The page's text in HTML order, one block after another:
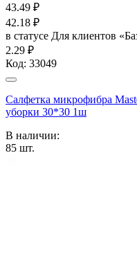
43.49 ₽
42.18 ₽
в статусе Для клиентов
2.29 ₽
Код: 33049
Салфетка микрофибра
уборки 30*30 1ш
В наличии:
85 шт.